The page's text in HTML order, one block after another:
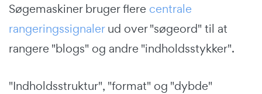
Søgemaskiner bruger flere centrale
rangeringssignalerud over "søgeord" til at
rangere "blogs" og andre "indholdsstykker".
"Indholdsstruktur", "format" og "dybde"